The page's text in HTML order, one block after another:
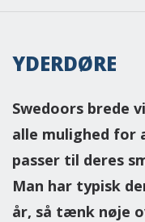
YDERDØRE
Swedoors brede
alle mulighed for
passer til deres
Man har typisk
år, så tænk nøje